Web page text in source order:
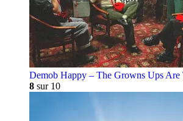
Demob Happy – The Growns Ups Are
8 sur 10